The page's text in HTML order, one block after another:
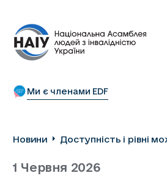
Ми є членами EDF
Новини
Доступність і рівні
НЕК «Укренерго»
1 Червня 2026